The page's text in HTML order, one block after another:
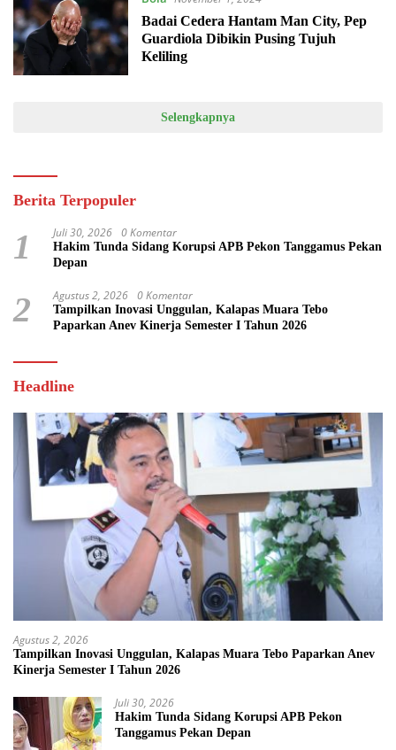
Badai Cedera Hantam Man City, Pep
Guardiola Dibikin Pusing Tujuh
Keliling
Selengkapnya
Berita Terpopuler
1 Juli 30, 2026 0 Komentar
Hakim Tunda Sidang Korupsi APB Pekon Tanggamus Pekan
Depan
2 Agustus 2, 2026 0 Komentar
Tampilkan Inovasi Unggulan, Kalapas Muara Tebo
Paparkan Anev Kinerja Semester I Tahun 2026
Headline
Agustus 2, 2026
Tampilkan Inovasi Unggulan, Kalapas Muara Tebo Paparkan Anev
Kinerja Semester I Tahun 2026
Juli 30, 2026
Hakim Tunda Sidang Korupsi APB Pekon
Tanggamus Pekan Depan